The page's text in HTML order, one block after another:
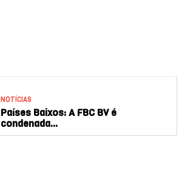
NOTÍCIAS
Países Baixos: A FBC BV é
condenada…